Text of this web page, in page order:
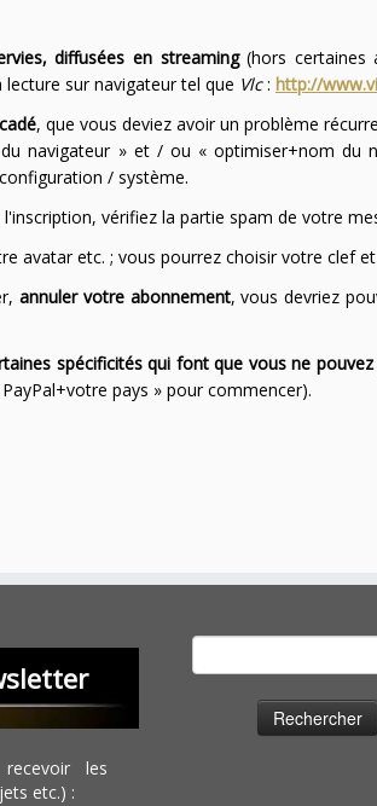
diffusées en streaming(hors certaines
sur navigateur tel que Vlc: http://
, que vous deviez avoir un problème
navigateur » et / ou « optimiser+nom
/ système.
vérifiez la partie spam de votre
avatar etc. ; vous pourrez choisir votre clef
annuler votre abonnement, vous devriez
spécificités qui font que vous ne
pays » pour commencer).
les
etc.) :